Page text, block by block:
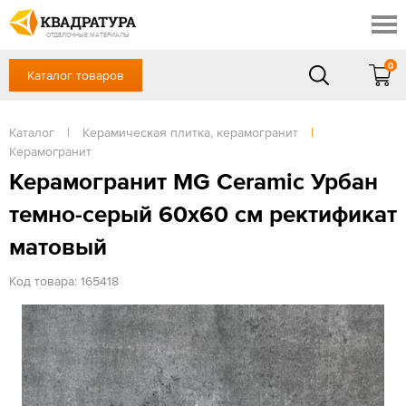
ОТДЕЛОЧНЫЕ МАТЕРИАЛЫ
Профи
Контакты
Доставка и оплата
Выставочный зал
Готовые решения
+7 (861) 217-94-70
Сб, Вс — выходной
ЗАКАЗАТЬ ЗВОНОК
Вход / Регистрация
Каталог товаров
0
Каталог | Керамическая плитка, керамогранит
|
Керамогранит
Керамогранит MG Ceramic Урбан
темно-серый 60x60 см ректификат
матовый
Код товара: 165418